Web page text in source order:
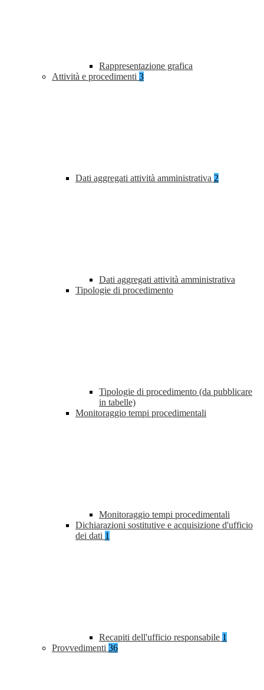
Rappresentazione grafica
Attività e procedimenti 3
Dati aggregati attività amministrativa 2
Dati aggregati attività amministrativa
Tipologie di procedimento
Tipologie di procedimento (da pubblicare
in tabelle)
Monitoraggio tempi procedimentali
Monitoraggio tempi procedimentali
Dichiarazioni sostitutive e acquisizione d'ufficio
dei dati 1
Recapiti dell'ufficio responsabile 1
Provvedimenti 36